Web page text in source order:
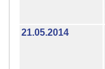
21.05.2014